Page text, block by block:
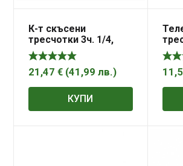
К-т скъсени
тресчотки 3ч. 1/4,
3/8, 1/2 ASTA S-QR72S
21,47 € (41,99 лв.)
КУПИ